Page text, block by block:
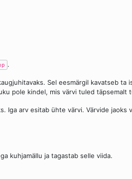
.
Sel eesmärgil kavatseb ta
pole kindel, mis värvi tuled täpsemalt
Iga arv esitab ühte värvi. Värvide jaoks
kuhjamällu ja tagastab selle viida.